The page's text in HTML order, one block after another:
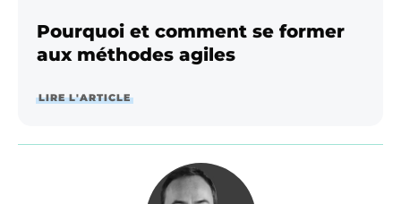
Pourquoi et comment se former
aux méthodes agiles
LIRE L'ARTICLE